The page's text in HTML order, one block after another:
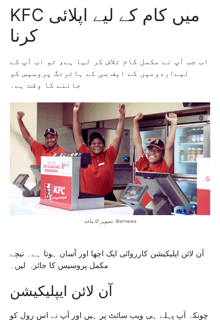
KFC میں کام کے لیے اپلائی
کرنا
اب جب آپ نے مکمل کام تلاش کر لیا ہے، تو اب آپ کے
لیےاردومیں کے ایف سی کے ہائرنگ پروسیس کو
جاننے کا وقت ہے۔
تصویر کا ماخذ: Bernews
آن لائن اپلیکیشن کارروائی ایک اچھا اور آسان ہوتا ہے۔ نیچے
مکمل پروسیس کا جائزہ لیں۔
آن لائن ایپلیکیشن
چونکہ آپ پہلے ہی ویب سائٹ پر ہیں اور آپ نے اس رول کو